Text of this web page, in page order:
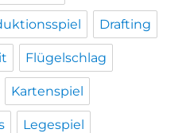
Drafting
Flügelschlag
Kartenspiel
Legespiel